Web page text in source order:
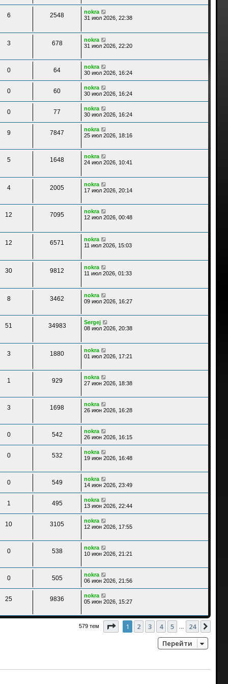
6 2548
nokra
31 июл 2026, 22:38
3 678
nokra
31 июл 2026, 22:20
0 64
nokra
30 июл 2026, 16:24
0 60
nokra
30 июл 2026, 16:24
0 77
nokra
30 июл 2026, 16:24
9 7847
nokra
25 июл 2026, 18:16
5 1648
nokra
24 июл 2026, 10:41
4 2005
nokra
17 июл 2026, 20:14
12 7095
nokra
12 июл 2026, 00:48
12 6571
nokra
11 июл 2026, 15:03
30 9812
nokra
11 июл 2026, 01:33
8 3462
nokra
09 июл 2026, 16:27
51 34983
Sergej
08 июл 2026, 20:38
3 1880
nokra
01 июл 2026, 17:21
1 929
nokra
27 июн 2026, 18:38
3 1698
nokra
26 июн 2026, 16:28
0 542
nokra
26 июн 2026, 16:15
0 532
nokra
19 июн 2026, 16:48
0 549
nokra
14 июн 2026, 23:49
1 495
nokra
13 июн 2026, 22:44
10 3105
nokra
12 июн 2026, 17:55
0 538
nokra
10 июн 2026, 21:21
0 505
nokra
06 июн 2026, 21:56
25 9836
nokra
05 июн 2026, 15:27
579 тем Страница из 24
1 2 3 4 5 24
Перейти